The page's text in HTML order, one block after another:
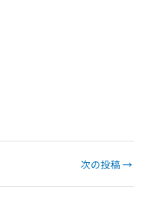
次の投稿 →